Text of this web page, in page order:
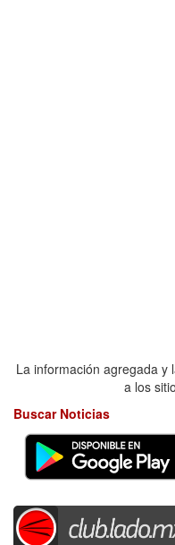
La información agregada y
a los
Buscar Noticias